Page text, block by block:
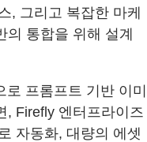
, 그리고 복잡한 마케
의 통합을 위해 설계
로 프롬프트 기반 이미
, Firefly 엔터프라이즈
자동화, 대량의 에셋